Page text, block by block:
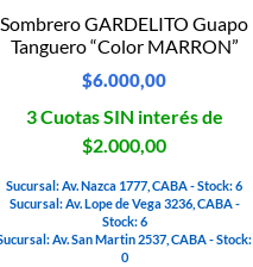
Sombrero GARDELITO Guapo
Tanguero “Color MARRON”
$6.000,00
3 Cuotas SIN interés de
$2.000,00
Sucursal: Av. Nazca 1777, CABA - Stock: 6
Sucursal: Av. Lope de Vega 3236, CABA -
Stock: 6
Av. San Martin 2537, CABA - Stock:
0